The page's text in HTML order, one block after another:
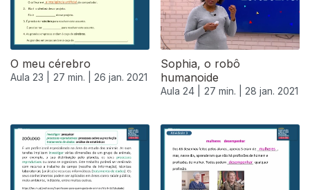
O meu cérebro
Aula 23 | 27 min. | 26 jan. 2021
Sophia, o robô
humanoide
Aula 24 | 27 min. | 28 jan. 2021